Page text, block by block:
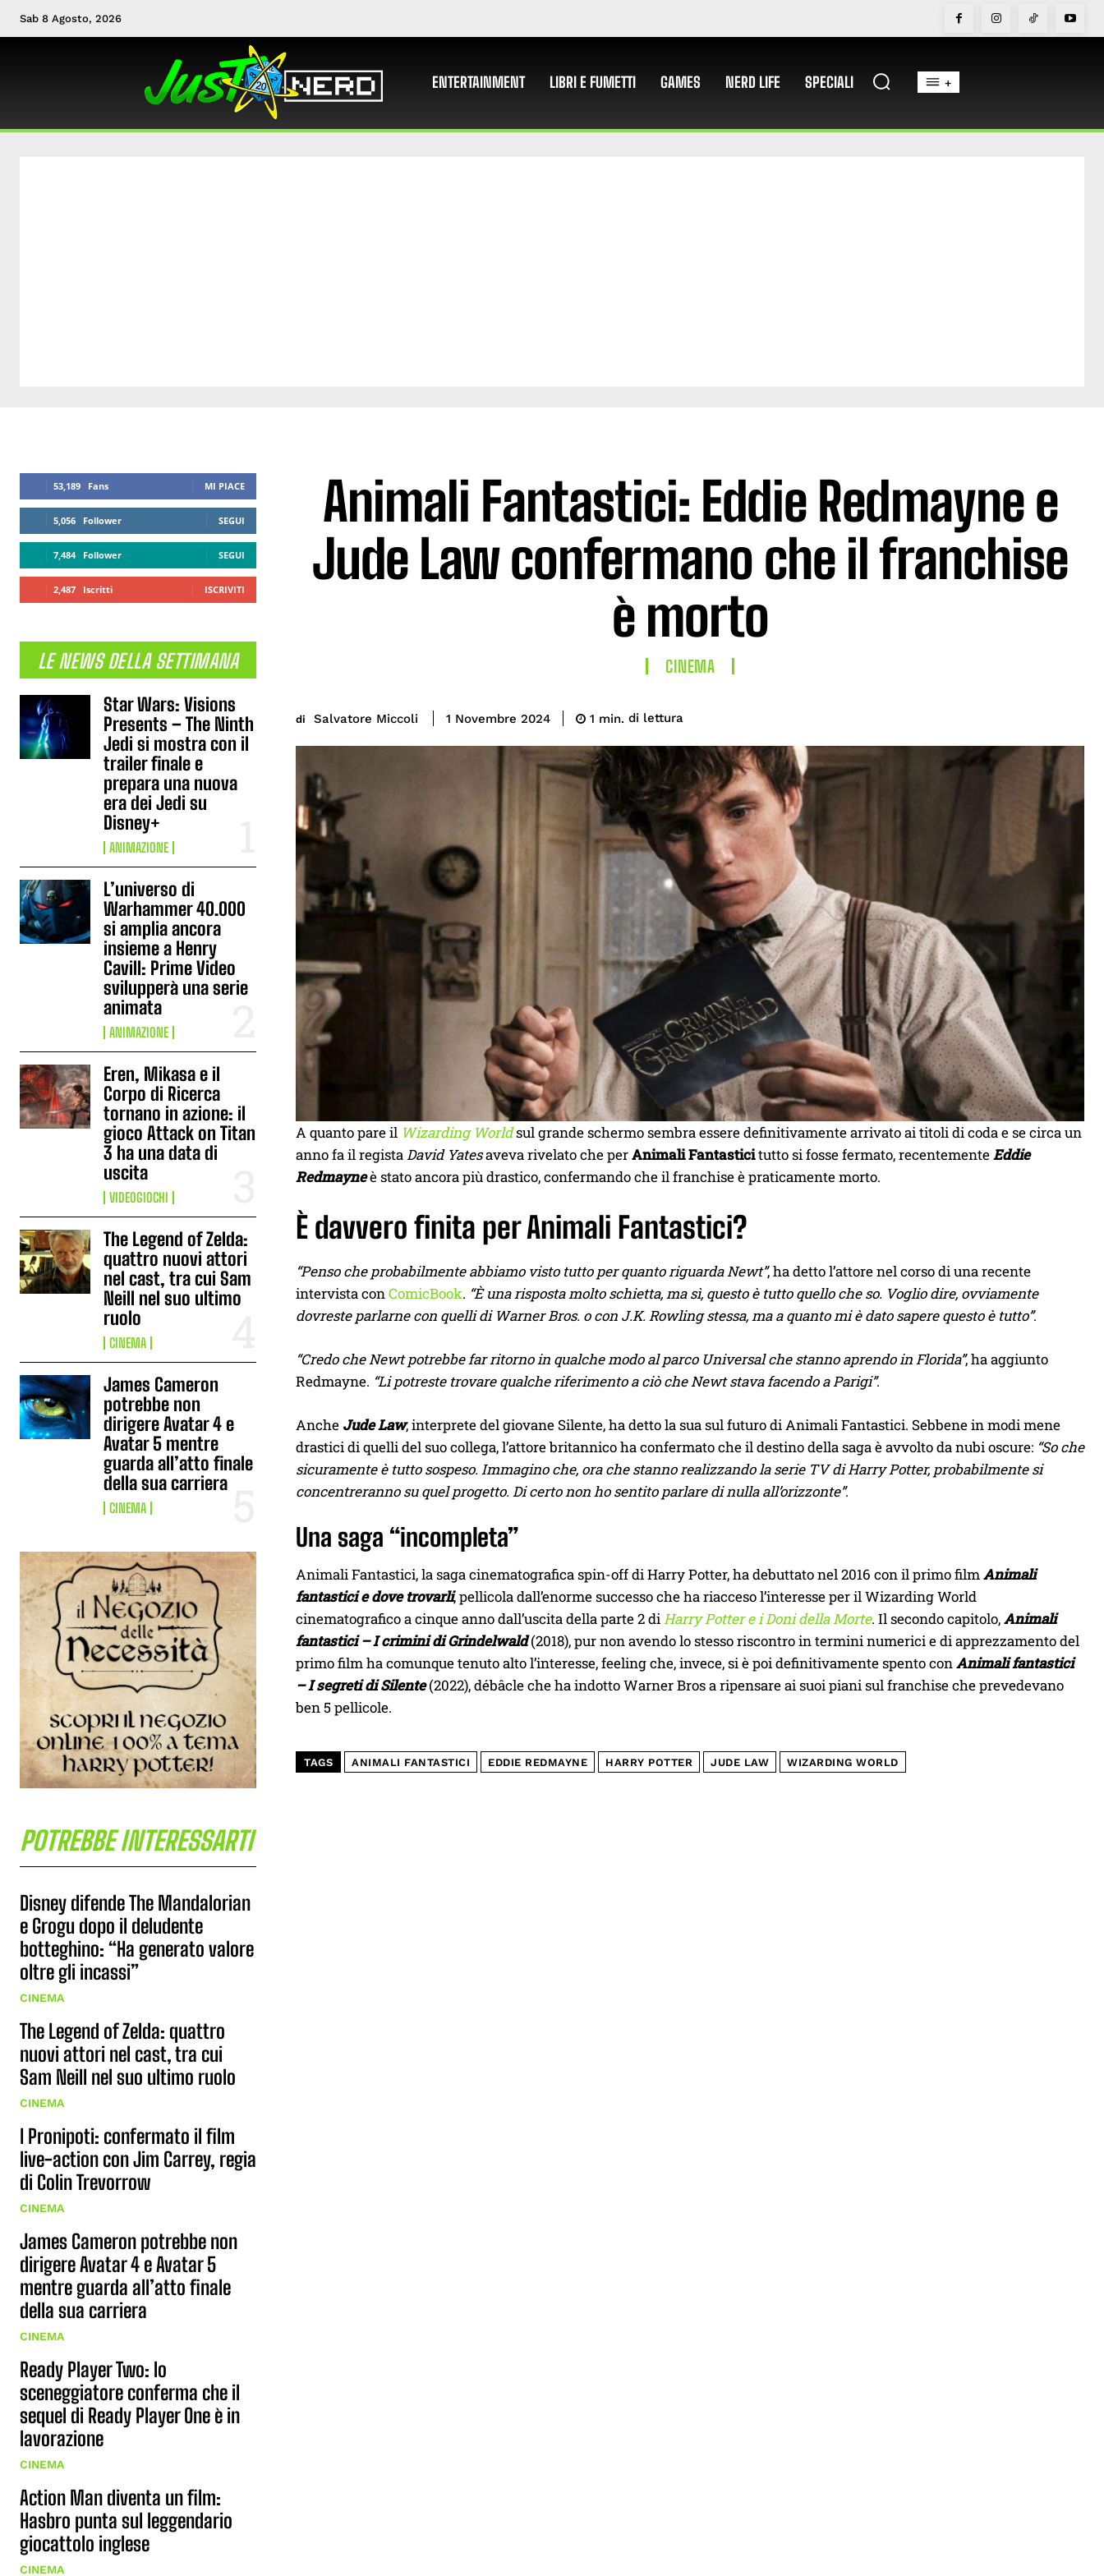
Sab 8 Agosto, 2026
ENTERTAINMENT LIBRI E FUMETTI GAMES NERD LIFE SPECIALI +
53,189 Fans MI PIACE
5,056 Follower SEGUI
7,484 Follower SEGUI
2,487 Iscritti ISCRIVITI
LE NEWS DELLA SETTIMANA
Star Wars: Visions
Presents – The Ninth
Jedi si mostra con il
trailer finale e
prepara una nuova
era dei Jedi su
Disney+
ANIMAZIONE
L’universo di
Warhammer 40.000
si amplia ancora
insieme a Henry
Cavill: Prime Video
svilupperà una serie
animata
ANIMAZIONE
Eren, Mikasa e il
Corpo di Ricerca
tornano in azione: il
gioco Attack on Titan
3 ha una data di
uscita
VIDEOGIOCHI
The Legend of Zelda:
quattro nuovi attori
nel cast, tra cui Sam
Neill nel suo ultimo
ruolo
CINEMA
James Cameron
potrebbe non
dirigere Avatar 4 e
Avatar 5 mentre
guarda all’atto finale
della sua carriera
CINEMA
POTREBBE INTERESSARTI
Disney difende The Mandalorian
e Grogu dopo il deludente
botteghino: “Ha generato valore
oltre gli incassi”
CINEMA
The Legend of Zelda: quattro
nuovi attori nel cast, tra cui
Sam Neill nel suo ultimo ruolo
CINEMA
I Pronipoti: confermato il film
live-action con Jim Carrey, regia
di Colin Trevorrow
CINEMA
James Cameron potrebbe non
dirigere Avatar 4 e Avatar 5
mentre guarda all’atto finale
della sua carriera
CINEMA
Ready Player Two: lo
sceneggiatore conferma che il
sequel di Ready Player One è in
lavorazione
CINEMA
Action Man diventa un film:
Hasbro punta sul leggendario
giocattolo inglese
CINEMA
Animali Fantastici: Eddie Redmayne e
Jude Law confermano che il franchise
è morto
CINEMA
di Salvatore Miccoli 1 Novembre 2024 1 min. di lettura
A quanto pare il Wizarding Worldsul grande schermo sembra essere definitivamente arrivato ai titoli di coda e se circa un
anno fa il registaDavid Yatesaveva rivelato che perAnimali Fantasticitutto si fosse fermato, recentementeEddie
Redmayneè stato ancora più drastico, confermando che il franchise è praticamente morto.
È davvero finita per Animali Fantastici?
“Penso che probabilmente abbiamo visto tutto per quanto riguarda Newt”, ha detto l’attore nel corso di una recente
intervista conComicBook. “È una risposta molto schietta, ma sì, questo è tutto quello che so. Voglio dire, ovviamente
dovreste parlarne con quelli di Warner Bros. o con J.K. Rowling stessa, ma a quanto mi è dato sapere questo è tutto”.
“Credo che Newt potrebbe far ritorno in qualche modo al parco Universal che stanno aprendo in Florida”, ha aggiunto
Redmayne. “Li potreste trovare qualche riferimento a ciò che Newt stava facendo a Parigi”.
Anche Jude Law, interprete del giovane Silente, ha detto la sua sul futuro di Animali Fantastici. Sebbene in modi mene
drastici di quelli del suo collega, l’attore britannico ha confermato che il destino della saga è avvolto da nubi oscure: “So che
sicuramente è tutto sospeso. Immagino che, ora che stanno realizzando la serie TV di Harry Potter, probabilmente si
concentreranno su quel progetto. Di certo non ho sentito parlare di nulla all’orizzonte”.
Una saga “incompleta”
Animali Fantastici, la saga cinematografica spin-off di Harry Potter, ha debuttato nel 2016 con il primo filmAnimali
fantastici e dove trovarli, pellicola dall’enorme successo che ha riacceso l’interesse per il Wizarding World
cinematografico a cinque anno dall’uscita della parte 2 diHarry Potter e i Doni della Morte. Il secondo capitolo,Animali
fantastici – I crimini di Grindelwald(2018), pur non avendo lo stesso riscontro in termini numerici e di apprezzamento del
primo film ha comunque tenuto alto l’interesse, feeling che, invece, si è poi definitivamente spento conAnimali fantastici
– I segreti di Silente (2022), débâcle che ha indotto Warner Bros a ripensare ai suoi piani sul franchise che prevedevano
ben 5 pellicole.
TAGS ANIMALI FANTASTICI EDDIE REDMAYNE HARRY POTTER JUDE LAW WIZARDING WORLD